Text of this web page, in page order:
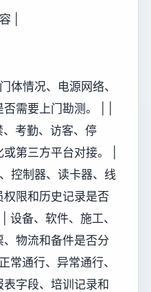
|
体情况、电源网络、
需要上门勘测。 | |
考勤、访客、停
第三方平台对接。 |
控制器、读卡器、线
限和历史记录是否
设备、软件、施工、
物流和备件是否分
通行、异常通行、
字段、培训记录和